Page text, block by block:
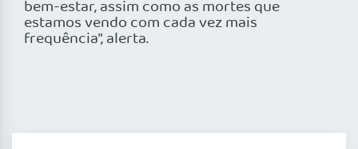
bem-estar, assim como as mortes que
estamos vendo com cada vez mais
frequência”, alerta.